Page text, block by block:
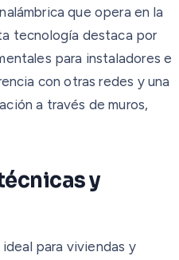
que opera en la
tecnología destaca por
para instaladores e
con otras redes y una
a través de muros,
y
para viviendas y